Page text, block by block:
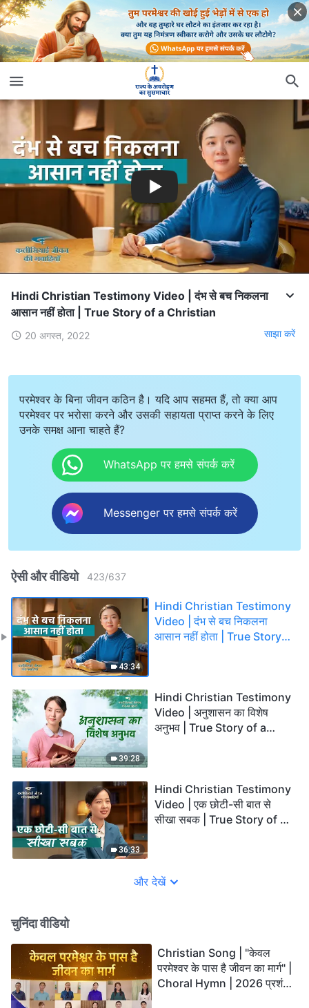
Hindi Christian Testimony Video | दंभ से बच निकलना
आसान नहीं होता | True Story of a Christian
20 अगस्त, 2022 साझा करें
परमेश्वर के बिना जीवन कठिन है। यदि आप सहमत हैं, तो क्या आप
परमेश्वर पर भरोसा करने और उसकी सहायता प्राप्त करने के लिए
उनके समक्ष आना चाहते हैं?
WhatsApp पर हमसे संपर्क करें
Messenger पर हमसे संपर्क करें
ऐसी और वीडियो 423/637
43:34
Hindi Christian Testimony
Video | दंभ से बच निकलना
आसान नहीं होता | True Story
39:28
Hindi Christian Testimony
Video | अनुशासन का विशेष
अनुभव | True Story of a
36:33
Hindi Christian Testimony
Video | एक छोटी-सी बात से
सीखा सबक | True Story of a
और देखें
चुनिंदा वीडियो
Christian Song | "केवल
परमेश्वर के पास है जीवन का मार्ग" |
Choral Hymn | 2026 प्रशंसा